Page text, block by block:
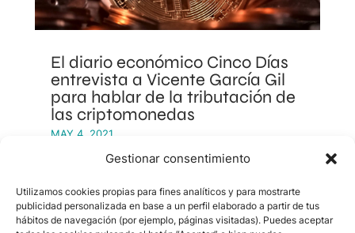
Gestionar consentimiento
Utilizamos cookies propias para fines analíticos y para mostrarte
publicidad personalizada en base a un perfil elaborado a partir de tus
hábitos de navegación (por ejemplo, páginas visitadas). Puedes aceptar
El diario económico Cinco Días
entrevista a Vicente García Gil
para hablar de la tributación de
las criptomonedas
MAY 4, 2021